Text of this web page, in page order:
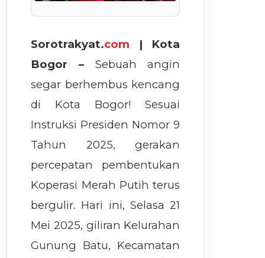
Sorotrakyat.com | Kota
Bogor – Sebuah angin
segar berhembus kencang
di Kota Bogor! Sesuai
Instruksi Presiden Nomor 9
Tahun 2025, gerakan
percepatan pembentukan
Koperasi Merah Putih terus
bergulir. Hari ini, Selasa 21
Mei 2025, giliran Kelurahan
Gunung Batu, Kecamatan